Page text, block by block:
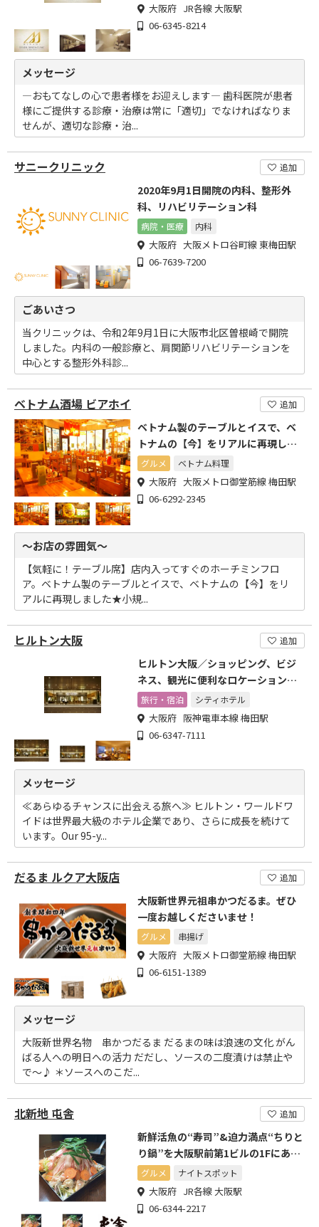
大阪府 JR各線 大阪駅
06-6345-8214
メッセージ
―おもてなしの心で患者様をお迎えします― 歯科医院が患者
様にご提供する診療・治療は常に「適切」でなければなりま
せんが、適切な診療・治...
サニークリニック 追加
2020年9月1日開院の内科、整形外
科、リハビリテーション科
病院・医療 内科
大阪府 大阪メトロ谷町線 東梅田駅
06-7639-7200
ごあいさつ
当クリニックは、令和2年9月1日に大阪市北区曽根崎で開院
しました。内科の一般診療と、肩関節リハビリテーションを
中心とする整形外科診...
ベトナム酒場 ビアホイ 追加
ベトナム製のテーブルとイスで、ベ
トナムの【今】をリアルに再現しま
した！
グルメ ベトナム料理
大阪府 大阪メトロ御堂筋線 梅田駅
06-6292-2345
～お店の雰囲気～
【気軽に！テーブル席】店内入ってすぐのホーチミンフロ
ア。ベトナム製のテーブルとイスで、ベトナムの【今】をリ
アルに再現しました★小規...
ヒルトン大阪 追加
ヒルトン大阪／ショッピング、ビジ
ネス、観光に便利なロケーションで
す。
旅行・宿泊 シティホテル
大阪府 阪神電車本線 梅田駅
06-6347-7111
メッセージ
≪あらゆるチャンスに出会える旅へ≫ ヒルトン・ワールドワ
イドは世界最大級のホテル企業であり、さらに成長を続けて
います。Our 95-y...
だるま ルクア大阪店 追加
大阪新世界元祖串かつだるま。ぜひ
一度お越しくださいませ！
グルメ 串揚げ
大阪府 大阪メトロ御堂筋線 梅田駅
06-6151-1389
メッセージ
大阪新世界名物 串かつだるま だるまの味は浪速の文化 がん
ばる人への明日への活力 だだし、ソースの二度漬けは禁止や
で～♪ ＊ソースへのこだ...
北新地 屯舎 追加
新鮮活魚の“寿司”&迫力満点“ちりと
り鍋”を大阪駅前第1ビルの1Fにある
下町居酒屋で
グルメ ナイトスポット
大阪府 JR各線 大阪駅
06-6344-2217